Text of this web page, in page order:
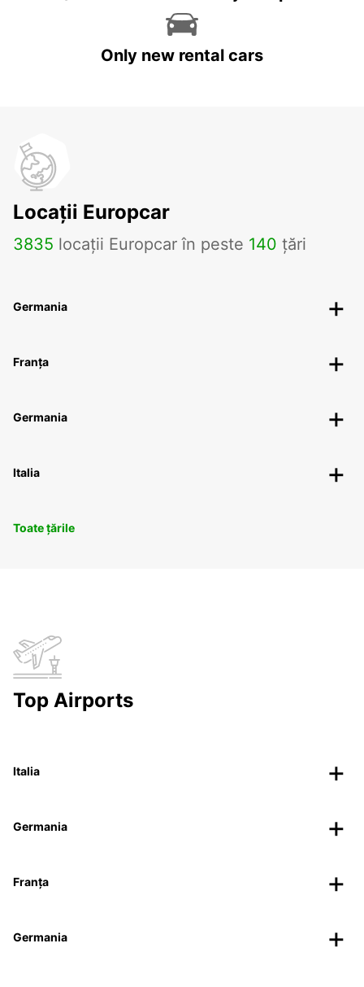
Only new rental cars
Locații Europcar
3835 locații Europcar în peste 140 țări
Germania
Franța
Germania
Italia
Toate țările
Top Airports
Italia
Germania
Franța
Germania